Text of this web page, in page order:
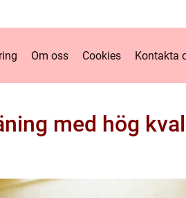
Om oss Cookies Kontakta
med hög